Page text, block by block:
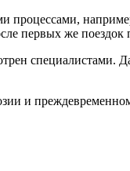
процессами,
первых же
специалистами.
и